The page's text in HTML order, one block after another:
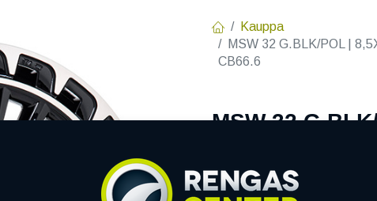
Kauppa
MSW 32 G.BLK/POL |
CB66.6
MSW 32
EAN:8027529218312